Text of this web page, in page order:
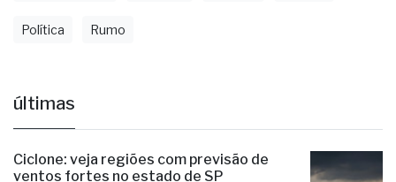
Política Rumo
últimas
Ciclone: veja regiões com previsão de
ventos fortes no estado de SP